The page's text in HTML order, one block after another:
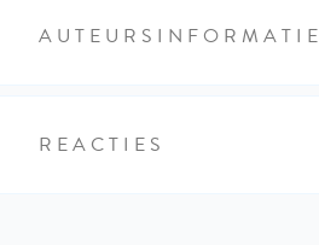
AUTEURSINFORMATIE
REACTIES